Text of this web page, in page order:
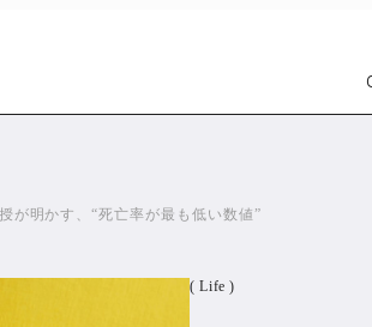
が明かす、“死亡率が最も低い数値”
( Life )